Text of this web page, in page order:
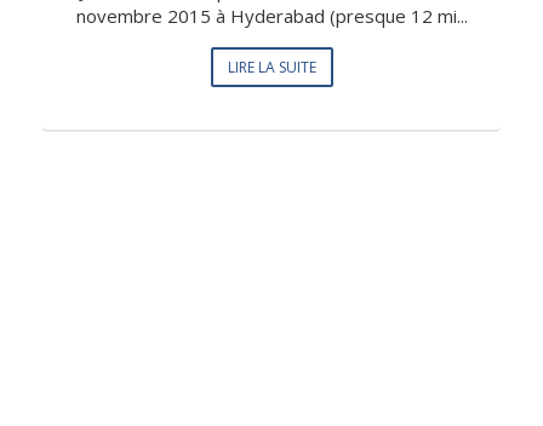
novembre 2015 à Hyderabad (presque 12 mi...
LIRE LA SUITE